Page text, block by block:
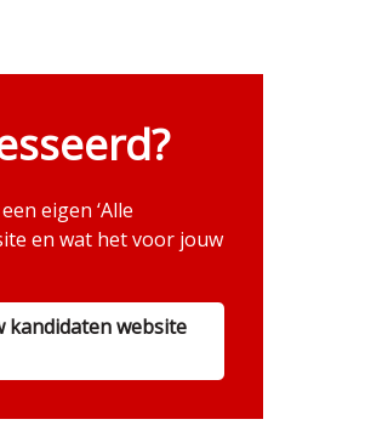
eigen ‘Alle
en wat het voor jouw
kandidaten website